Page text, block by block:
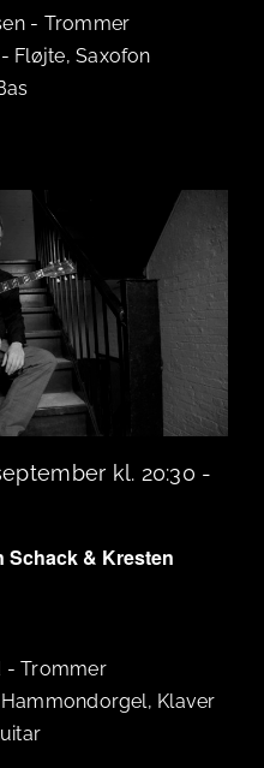
- Trommer
- Fløjte, Saxofon
kl. 20:30 -
Schack & Kresten
-Trommer
Hammondorgel, Klaver